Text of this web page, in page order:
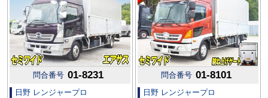
問合番号 01-8231
日野 レンジャープロ
問合番号 01-8101
日野 レンジャープロ